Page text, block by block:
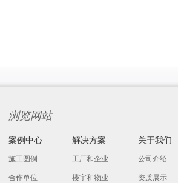
浏览网站
案例中心
施工图例
合作单位
解决方案
工厂和企业
楼宇和物业
关于我们
公司介绍
资质展示